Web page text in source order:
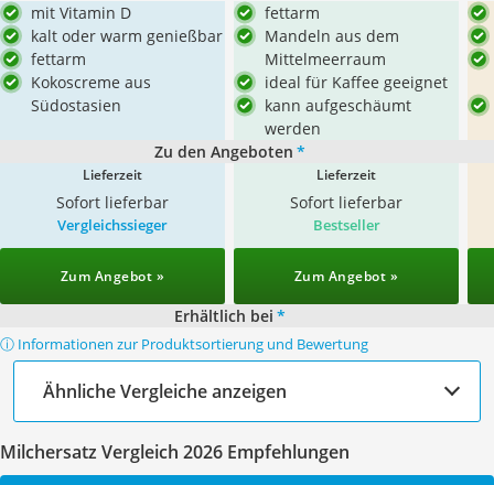
mit Vitamin D
kalt oder warm genießbar
fettarm
Kokoscreme aus
Südostasien
fettarm
Mandeln aus dem
Mittelmeerraum
ideal für Kaffee geeignet
kann aufgeschäumt
werden
Zu den Angeboten *
Lieferzeit
Sofort lieferbar
Lieferzeit
Sofort lieferbar
Vergleichssieger
Zum Angebot »
Bestseller
Zum Angebot »
Erhältlich bei *
ⓘ Informationen zur Produktsortierung und Bewertung
Ähnliche Vergleiche anzeigen
Milchersatz Vergleich 2026 Empfehlungen